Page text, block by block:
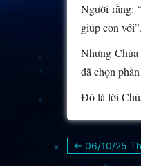
Người rằng:
giúp con với”.
Nhưng
đã chọn
Ðó là lời
Điều
hướng
← 06/10/25